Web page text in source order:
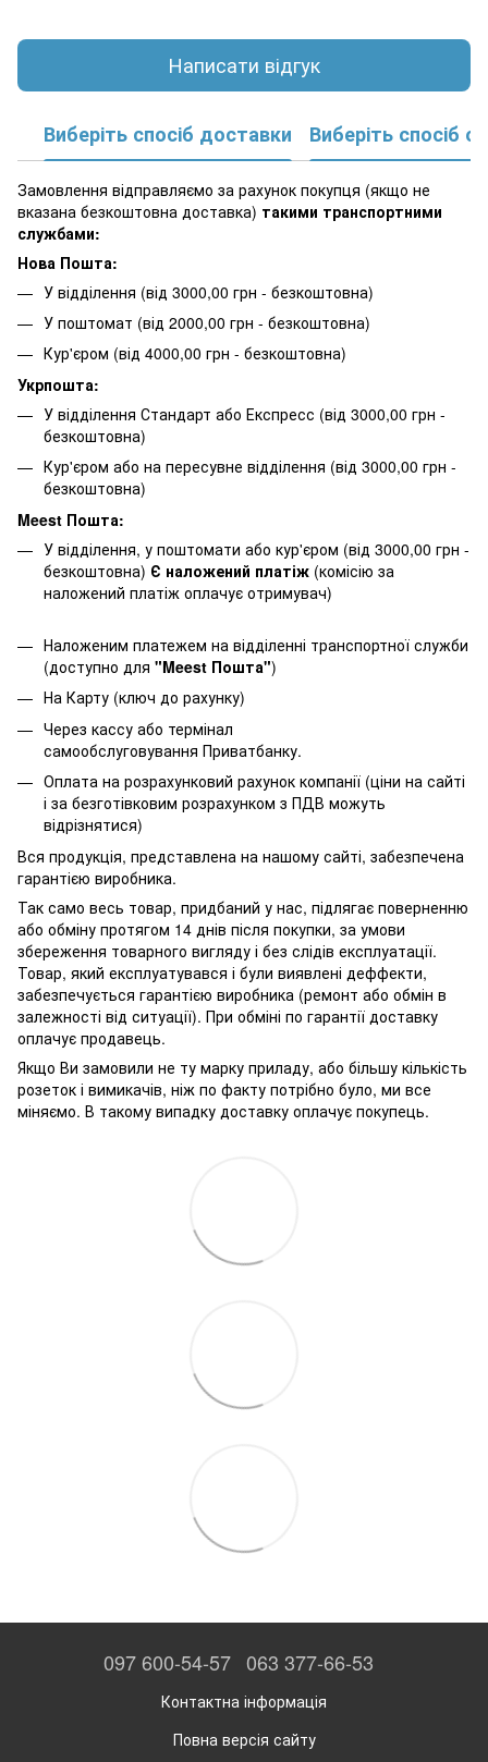
Написати відгук
Виберіть спосіб доставки Виберіть спосіб
Замовлення відправляємо за рахунок покупця (якщо не
вказана безкоштовна доставка) такими транспортними
службами:
Нова Пошта:
У відділення (від 3000,00 грн - безкоштовна)
У поштомат (від 2000,00 грн - безкоштовна)
Кур'єром (від 4000,00 грн - безкоштовна)
Укрпошта:
У відділення Стандарт або Експресс (від 3000,00 грн -
безкоштовна)
Кур'єром або на пересувне відділення (від 3000,00 грн -
безкоштовна)
Meest Пошта:
У відділення, у поштомати або кур'єром (від 3000,00 грн -
безкоштовна) Є наложений платіж (комісію за
наложений платіж оплачує отримувач)
Наложеним платежем на відділенні транспортної служби
(доступно для "Meest Пошта")
На Карту (ключ до рахунку)
Через кассу або термінал
самообслуговування Приватбанку.
Оплата на розрахунковий рахунок компанії (ціни на сайті
і за безготівковим розрахунком з ПДВ можуть
відрізнятися)
Вся продукція, представлена ​​на нашому сайті, забезпечена
гарантією виробника.
Так само весь товар, придбаний у нас, підлягає поверненню
або обміну протягом 14 днів після покупки, за умови
збереження товарного вигляду і без слідів експлуатації.
Товар, який експлуатувався і були виявлені деффекти,
забезпечується гарантією виробника (ремонт або обмін в
залежності від ситуації). При обміні по гарантії доставку
оплачує продавець.
Якщо Ви замовили не ту марку приладу, або більшу кількість
розеток і вимикачів, ніж по факту потрібно було, ми все
міняємо. В такому випадку доставку оплачує покупець.
097 600-54-57 063 377-66-53
Контактна інформація
Повна версія сайту